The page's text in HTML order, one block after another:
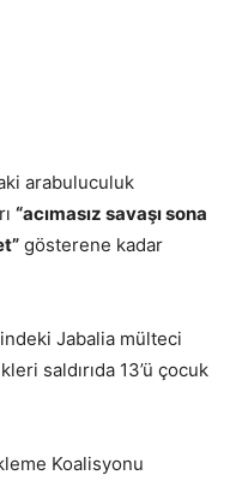
arabuluculuk
“acımasız savaşı sona
gösterene kadar
Jabalia mülteci
saldırıda 13’ü çocuk
Koalisyonu